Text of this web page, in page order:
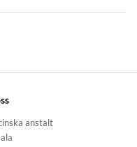
anstalt